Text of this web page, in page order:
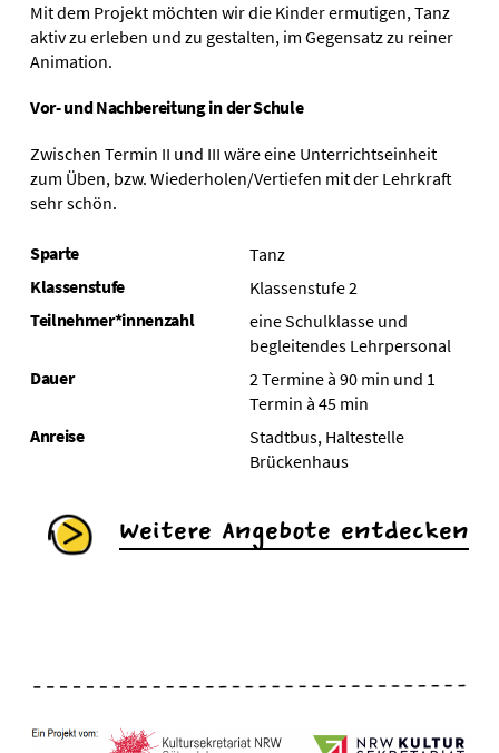
Mit dem Projekt möchten wir die Kinder ermutigen, Tanz
aktiv zu erleben und zu gestalten, im Gegensatz zu reiner
Animation.
Vor- und Nachbereitung in der Schule
Zwischen Termin II und III wäre eine Unterrichtseinheit
zum Üben, bzw. Wiederholen/Vertiefen mit der Lehrkraft
sehr schön.
Sparte
Tanz
Klassenstufe
Klassenstufe 2
Teilnehmer*innenzahl
eine Schulklasse und
begleitendes Lehrpersonal
Dauer
2 Termine à 90 min und 1
Termin à 45 min
Anreise
Stadtbus, Haltestelle
Brückenhaus
Weitere Angebote entdecken